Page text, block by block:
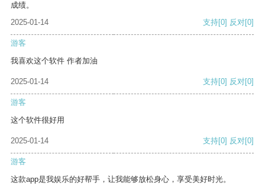
成绩。
2025-01-14
支持[0] 反对[0]
游客
我喜欢这个软件 作者加油
2025-01-14 支持[0] 反对[0]
游客
这个软件很好用
2025-01-14 支持[0] 反对[0]
游客
这款app是我娱乐的好帮手，让我能够放松身心，享受美好时光。